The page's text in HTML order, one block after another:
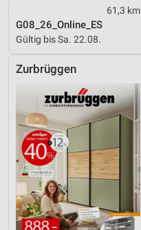
61,3 km
G08_26_Online_ES
Gültig bis Sa. 22.08.
Zurbrüggen